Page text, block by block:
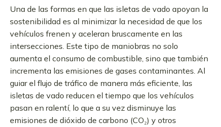
Una de las formas en que las isletas de vado apoyan la
sostenibilidad es al minimizar la necesidad de que los
vehículos frenen y aceleran bruscamente en las
intersecciones. Este tipo de maniobras no solo
aumenta el consumo de combustible, sino que también
incrementa las emisiones de gases contaminantes. Al
guiar el flujo de tráfico de manera más eficiente, las
isletas de vado reducen el tiempo que los vehículos
pasan en ralentí, lo que a su vez disminuye las
emisiones de dióxido de carbono (CO₂) y otros